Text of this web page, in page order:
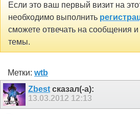
Если это ваш первый визит на
необходимо выполнить
сможете отвечать на сообщения
темы.
Метки: wtb
Zbest сказал(-а):
13.03.2012 12:13